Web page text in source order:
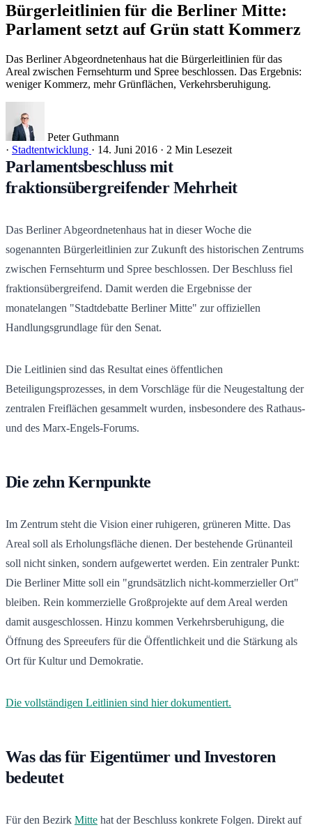
Bürgerleitlinien für die Berliner Mitte:
Parlament setzt auf Grün statt Kommerz
Das Berliner Abgeordnetenhaus hat die Bürgerleitlinien für das
Areal zwischen Fernsehturm und Spree beschlossen. Das Ergebnis:
weniger Kommerz, mehr Grünflächen, Verkehrsberuhigung.
Peter Guthmann
· Stadtentwicklung · 14. Juni 2016 · 2 Min Lesezeit
Parlamentsbeschluss mit
fraktionsübergreifender Mehrheit
Das Berliner Abgeordnetenhaus hat in dieser Woche die
sogenannten Bürgerleitlinien zur Zukunft des historischen Zentrums
zwischen Fernsehturm und Spree beschlossen. Der Beschluss fiel
fraktionsübergreifend. Damit werden die Ergebnisse der
monatelangen "Stadtdebatte Berliner Mitte" zur offiziellen
Handlungsgrundlage für den Senat.
Die Leitlinien sind das Resultat eines öffentlichen
Beteiligungsprozesses, in dem Vorschläge für die Neugestaltung der
zentralen Freiflächen gesammelt wurden, insbesondere des Rathaus-
und des Marx-Engels-Forums.
Die zehn Kernpunkte
Im Zentrum steht die Vision einer ruhigeren, grüneren Mitte. Das
Areal soll als Erholungsfläche dienen. Der bestehende Grünanteil
soll nicht sinken, sondern aufgewertet werden. Ein zentraler Punkt:
Die Berliner Mitte soll ein "grundsätzlich nicht-kommerzieller Ort"
bleiben. Rein kommerzielle Großprojekte auf dem Areal werden
damit ausgeschlossen. Hinzu kommen Verkehrsberuhigung, die
Öffnung des Spreeufers für die Öffentlichkeit und die Stärkung als
Ort für Kultur und Demokratie.
Die vollständigen Leitlinien sind hier dokumentiert.
Was das für Eigentümer und Investoren
bedeutet
Für den Bezirk Mitte hat der Beschluss konkrete Folgen. Direkt auf